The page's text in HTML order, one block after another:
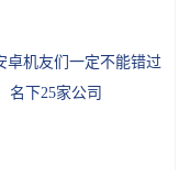
卓机友们一定不能错过
名下25家公司